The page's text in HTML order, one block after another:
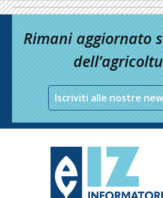
Rimani aggiornato
Iscriviti alle nostre